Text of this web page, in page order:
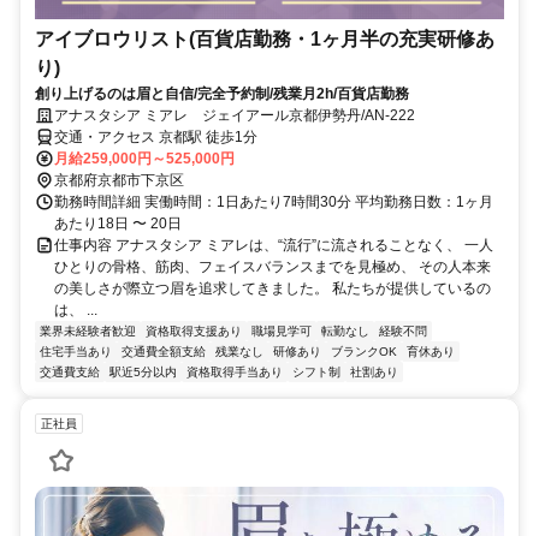
アイブロウリスト(百貨店勤務・1ヶ月半の充実研修あ
り)
創り上げるのは眉と自信/完全予約制/残業月2h/百貨店勤務
アナスタシア ミアレ ジェイアール京都伊勢丹/AN-222
交通・アクセス 京都駅 徒歩1分
月給259,000円～525,000円
京都府京都市下京区
勤務時間詳細 実働時間：1日あたり7時間30分 平均勤務日数：1ヶ月
あたり18日 〜 20日
仕事内容 アナスタシア ミアレは、“流行”に流されることなく、 一人
ひとりの骨格、筋肉、フェイスバランスまでを見極め、 その人本来
の美しさが際立つ眉を追求してきました。 私たちが提供しているの
は、 ...
業界未経験者歓迎 資格取得支援あり 職場見学可 転勤なし
経験不問
住宅手当あり
交通費全額支給 残業なし 研修あり ブランクOK
育休あり
交通費支給
駅近5分以内 資格取得手当あり シフト制 社割あり
正社員